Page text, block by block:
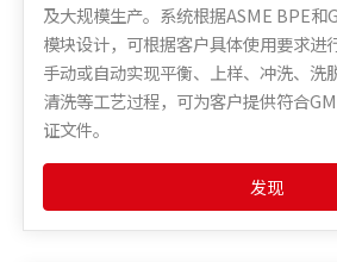
及大规模生产。系统根据ASME BPE和
模块设计，可根据客户具体使用要求进
手动或自动实现平衡、上样、冲洗、洗
清洗等工艺过程，可为客户提供符合
证文件。
发现